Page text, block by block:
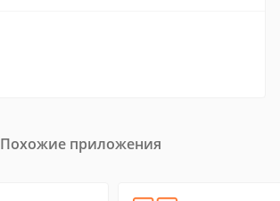
Похожие приложения